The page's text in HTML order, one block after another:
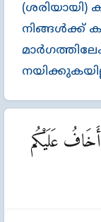
(ശരിയായി)
നിങ്ങള്‍ക്ക്‌
عَلَيْكُم